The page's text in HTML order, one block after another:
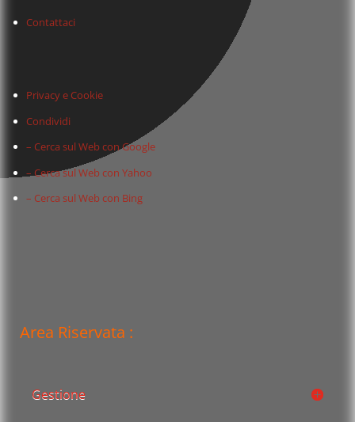
Contattaci
Privacy e Cookie
Condividi
– Cerca sul Web con Google
– Cerca sul Web con Yahoo
– Cerca sul Web con Bing
Area Riservata :
Gestione